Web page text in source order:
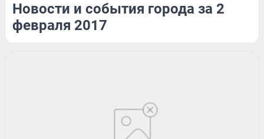
Новости и события города за 2
февраля 2017